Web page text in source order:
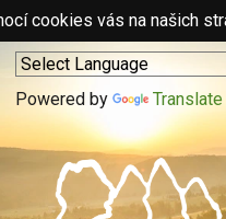
cookies vás na našich
Powered by Translate